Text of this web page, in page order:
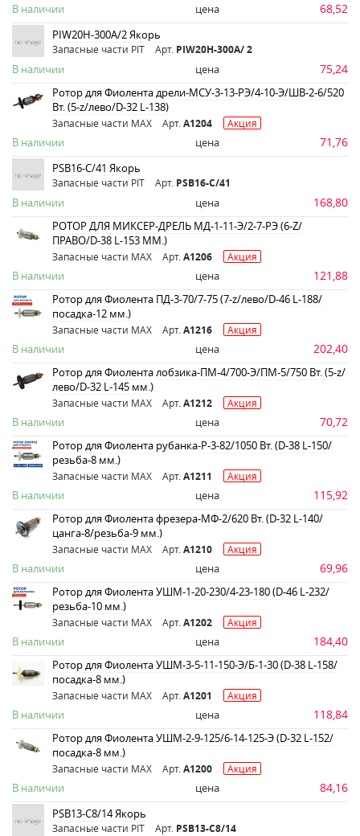
В наличии цена 68,52
PIW20H-300A/2 Якорь
Запасные части PIT Арт. PIW20H-300A/ 2
В наличии цена 75,24
Ротор для Фиолента дрели-МСУ-3-13-РЭ/4-10-Э/ШВ-2-6/520
Вт. (5-z/лево/D-32 L-138)
Запасные части MAX Арт. A1204 Акция
В наличии цена 71,76
PSB16-C/41 Якорь
Запасные части PIT Арт. PSB16-C/41
В наличии цена 168,80
РОТОР ДЛЯ МИКСЕР-ДРЕЛЬ МД-1-11-Э/2-7-РЭ (6-Z/
ПРАВО/D-38 L-153 ММ.)
Запасные части MAX Арт. A1206 Акция
В наличии цена 121,88
Ротор для Фиолента ПД-3-70/7-75 (7-z/лево/D-46 L-188/
посадка-12 мм.)
Запасные части MAX Арт. A1216 Акция
В наличии цена 202,40
Ротор для Фиолента лобзика-ПМ-4/700-Э/ПМ-5/750 Вт. (5-z/
лево/D-32 L-145 мм.)
Запасные части MAX Арт. A1212 Акция
В наличии цена 70,72
Ротор для Фиолента рубанка-Р-3-82/1050 Вт. (D-38 L-150/
резьба-8 мм.)
Запасные части MAX Арт. A1211 Акция
В наличии цена 115,92
Ротор для Фиолента фрезера-МФ-2/620 Вт. (D-32 L-140/
цанга-8/резьба-9 мм.)
Запасные части MAX Арт. A1210 Акция
В наличии цена 69,96
Ротор для Фиолента УШМ-1-20-230/4-23-180 (D-46 L-232/
резьба-10 мм.)
Запасные части MAX Арт. A1202 Акция
В наличии цена 184,40
Ротор для Фиолента УШМ-3-5-11-150-Э/Б-1-30 (D-38 L-158/
посадка-8 мм.)
Запасные части MAX Арт. A1201 Акция
В наличии цена 118,84
Ротор для Фиолента УШМ-2-9-125/6-14-125-Э (D-32 L-152/
посадка-8 мм.)
Запасные части MAX Арт. A1200 Акция
В наличии цена 84,16
PSB13-C8/14 Якорь
Запасные части PIT Арт. PSB13-C8/14